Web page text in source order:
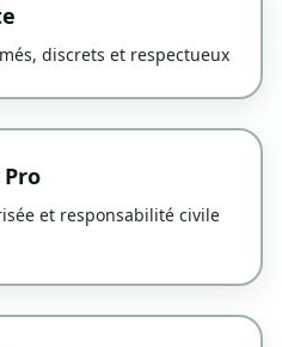
discrets et respectueux
Pro
et responsabilité civile